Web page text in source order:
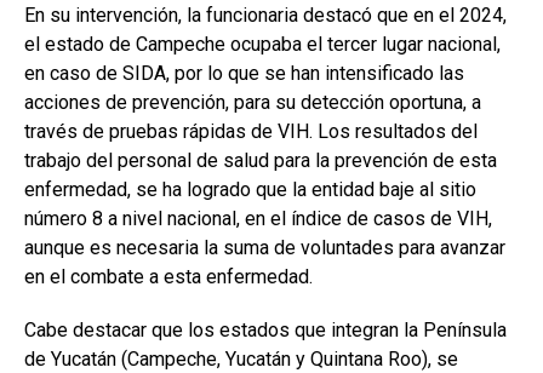
En su intervención, la funcionaria destacó que en el 2024,
el estado de Campeche ocupaba el tercer lugar nacional,
en caso de SIDA, por lo que se han intensificado las
acciones de prevención, para su detección oportuna, a
través de pruebas rápidas de VIH. Los resultados del
trabajo del personal de salud para la prevención de esta
enfermedad, se ha logrado que la entidad baje al sitio
número 8 a nivel nacional, en el índice de casos de VIH,
aunque es necesaria la suma de voluntades para avanzar
en el combate a esta enfermedad.
Cabe destacar que los estados que integran la Península
de Yucatán (Campeche, Yucatán y Quintana Roo), se